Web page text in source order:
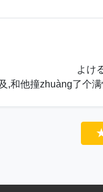
よけ
,和他撞zhuàng了个